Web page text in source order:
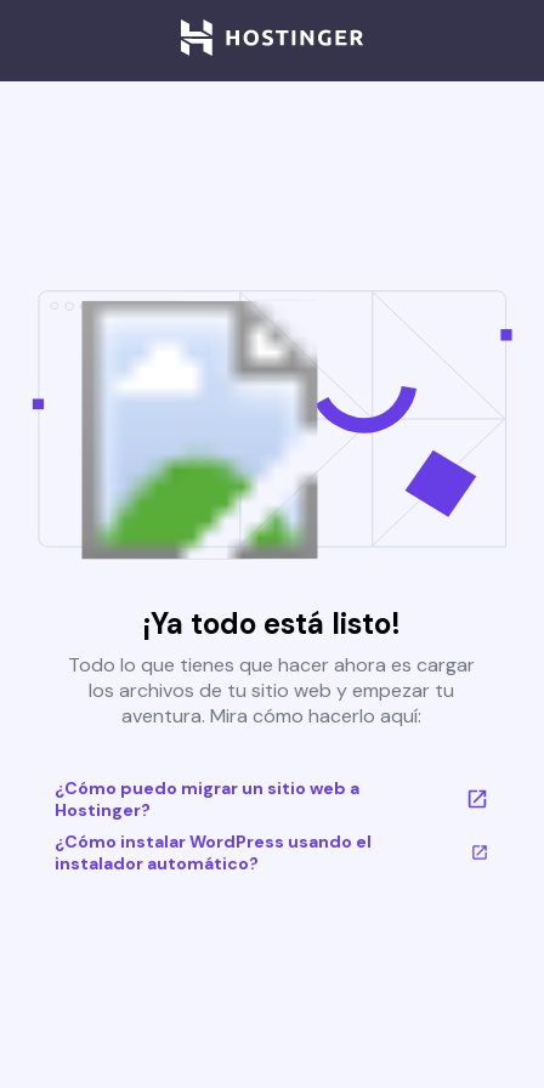
¡Ya todo está listo!
Todo lo que tienes que hacer ahora es cargar
los archivos de tu sitio web y empezar tu
aventura. Mira cómo hacerlo aquí:
¿Cómo puedo migrar un sitio web a
Hostinger?
¿Cómo instalar WordPress usando el
instalador automático?